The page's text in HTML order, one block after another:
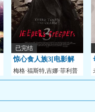
已完结
惊心食人族3[电影解
说]
梅格·福斯特,吉娜·菲利普
斯,乔纳森·布瑞